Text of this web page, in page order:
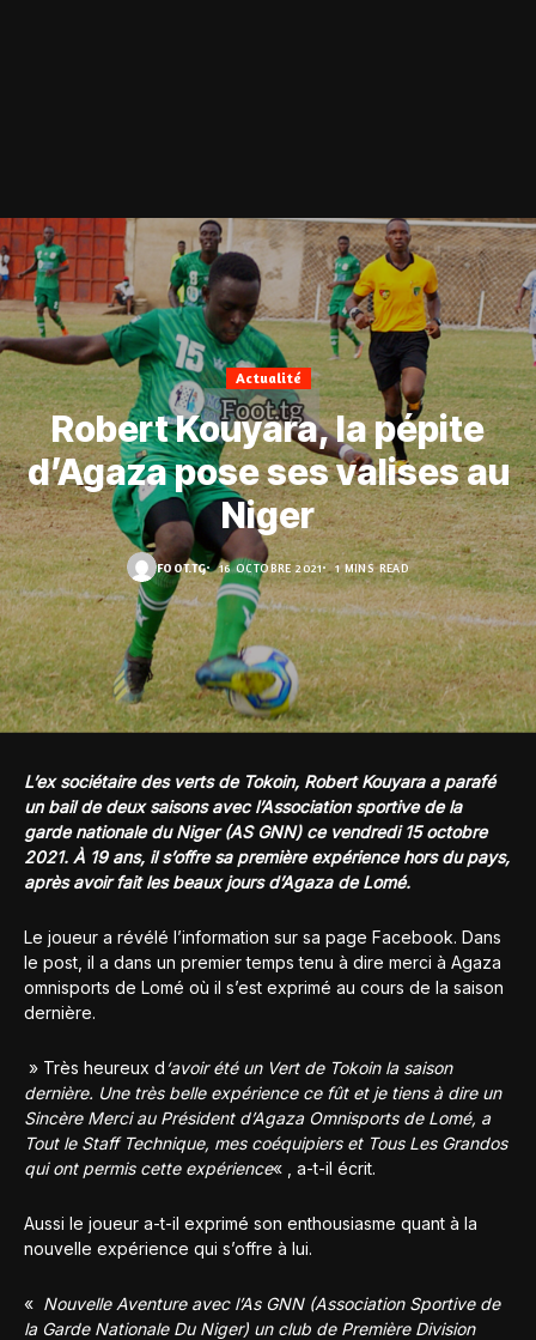
Actualité
Robert Kouyara, la pépite
d’Agaza pose ses valises au
Niger
FOOT.TG 16 OCTOBRE 2021 1 MINS READ
L’ex sociétaire des verts de Tokoin, Robert Kouyara a parafé
un bail de deux saisons avec l’Association sportive de la
garde nationale du Niger (AS GNN) ce vendredi 15 octobre
2021. À 19 ans, il s’offre sa première expérience hors du pays,
après avoir fait les beaux jours d’Agaza de Lomé.
Le joueur a révélé l’information sur sa page Facebook. Dans
le post, il a dans un premier temps tenu à dire merci à Agaza
omnisports de Lomé où il s’est exprimé au cours de la saison
dernière.
» Très heureux d‘avoir été un Vert de Tokoin la saison
dernière. Une très belle expérience ce fût et je tiens à dire un
Sincère Merci au Président d’Agaza Omnisports de Lomé, a
Tout le Staff Technique, mes coéquipiers et Tous Les Grandos
qui ont permis cette expérience« , a-t-il écrit.
Aussi le joueur a-t-il exprimé son enthousiasme quant à la
nouvelle expérience qui s’offre à lui.
« Nouvelle Aventure avec l’As GNN (Association Sportive de
la Garde Nationale Du Niger) un club de Première Division